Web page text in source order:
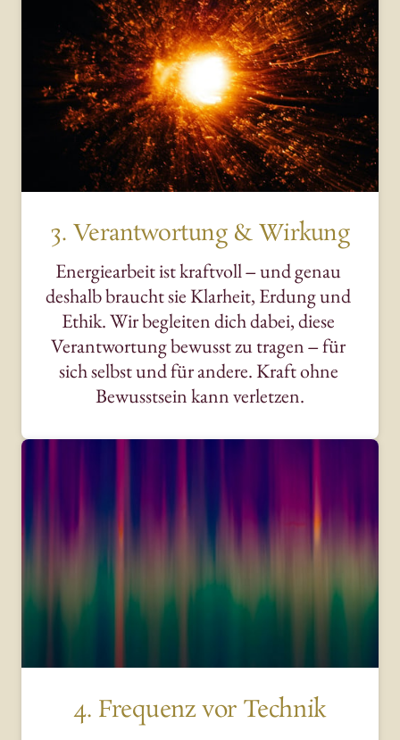
3. Verantwortung & Wirkung
Energiearbeit ist kraftvoll ‒und
deshalb braucht sie Klarheit, Erdung
Ethik. Wir begleiten dich dabei,
Verantwortung bewusst zu tragen ‒
für
sich selbst und für andere. Kraft
Bewusstsein kann verletzen.
4. Frequenz vor Technik